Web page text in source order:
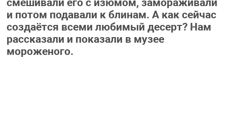
смешивали его с изюмом, замораживали
и потом подавали к блинам. А как сейчас
создаётся всеми любимый десерт? Нам
рассказали и показали в музее
мороженого.